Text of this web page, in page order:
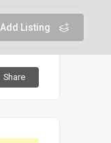
Add Listing
Share